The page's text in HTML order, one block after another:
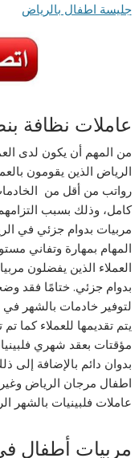
جليسة اطفال بالرياض
عاملات نظافة
من المهم أن يكون لدى
الرياض الذين يقومون
رواتب من أقل من
كامل، وذلك بسبب
مربيات بدوام جزئي في
المهام بمهارة وتفاني
العملاء الذين يفضلون
بدوام جزئي. ختامًا فقد
لتوفير خادمات بالشهر
يتم تقديمها للعملاء كما
مؤقتات بعقد شهري
بدوان دائم بالإضافة إلى
اطفال مرجان الرياض
عاملات فلبينيات بالشهر
مربيات أطفال